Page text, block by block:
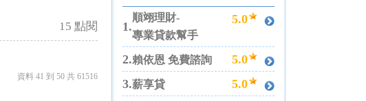
15 點閱
資料 41 到 50 共 61516
1.
順翊理財-
專業貸款幫手
5.0
2.賴依恩 免費諮詢
5.0
3.薪享貸
5.0